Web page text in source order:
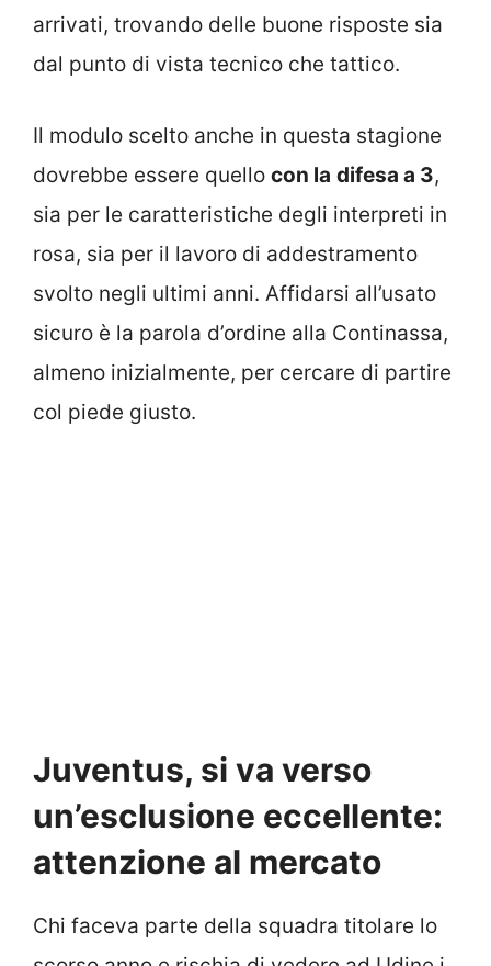
arrivati, trovando delle buone risposte sia
dal punto di vista tecnico che tattico.
Il modulo scelto anche in questa stagione
dovrebbe essere quello con la difesa a 3,
sia per le caratteristiche degli interpreti in
rosa, sia per il lavoro di addestramento
svolto negli ultimi anni. Affidarsi all’usato
sicuro è la parola d’ordine alla Continassa,
almeno inizialmente, per cercare di partire
col piede giusto.
Juventus, si va verso
un’esclusione eccellente:
attenzione al mercato
Chi faceva parte della squadra titolare lo